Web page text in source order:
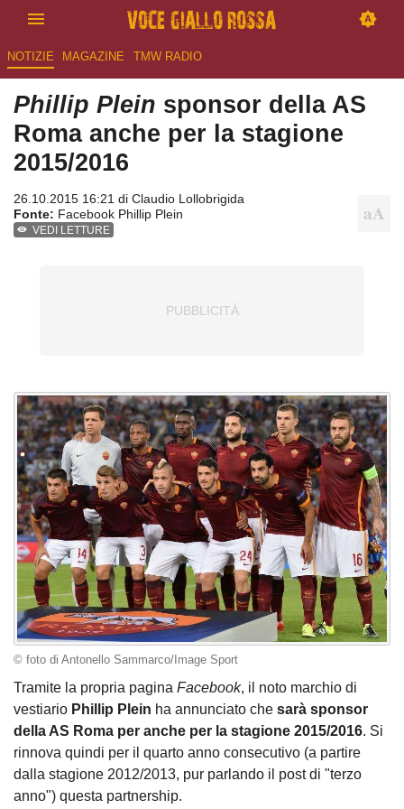
NOTIZIE MAGAZINE TMW RADIO
Phillip Plein sponsor della AS
Roma anche per la stagione
2015/2016
26.10.2015 16:21 di Claudio Lollobrigida
Fonte: Facebook Phillip Plein
VEDI LETTURE
© foto di Antonello Sammarco/Image Sport
Tramite la propria pagina Facebook, il noto marchio di
vestiario Phillip Plein ha annunciato che sarà sponsor
della AS Roma per anche per la stagione 2015/2016. Si
rinnova quindi per il quarto anno consecutivo (a partire
dalla stagione 2012/2013, pur parlando il post di "terzo
anno") questa partnership.